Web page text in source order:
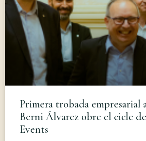
Primera trobada empresarial
Berni Álvarez obre el cicle
Events